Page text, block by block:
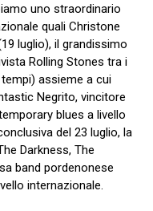
uno straordinario
quali Christone
luglio), il grandissimo
Rolling Stones tra i
assieme a cui
Negrito, vincitore
blues a livello
del 23 luglio, la
Darkness, The
band pordenonese
internazionale.